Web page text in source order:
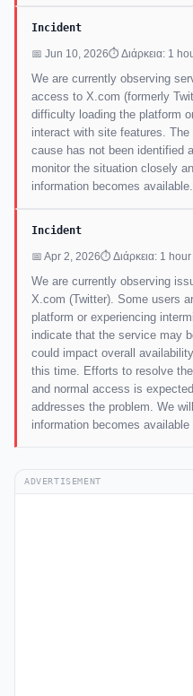
Incident
📅 Jun 10, 2026⏱ Διάρκεια: 1
We are currently observing
access to X.com (formerly
difficulty loading the platform
interact with site features.
cause has not been identified
monitor the situation closely
information becomes available.
Incident
📅 Apr 2, 2026⏱ Διάρκεια: 1 hour
We are currently observing
X.com (Twitter). Some users
platform or experiencing
indicate that the service may
could impact overall
this time. Efforts to resolve
and normal access is
addresses the problem. We
information becomes
ADVERTISEMENT